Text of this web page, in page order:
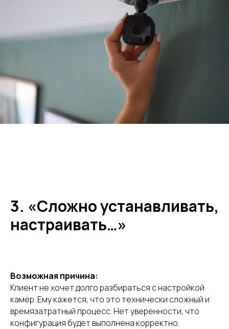
3. «Сложно устанавливать,
настраивать…»
Возможная причина:
Клиент не хочет долго разбираться с настройкой
камер. Ему кажется, что это технически сложный и
времязатратный процесс. Нет уверенности, что
конфигурация будет выполнена корректно.